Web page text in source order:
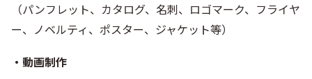
（パンフレット、カタログ、名刺、ロゴマーク、フライヤ
ー、ノベルティ、ポスター、ジャケット等）
・動画制作